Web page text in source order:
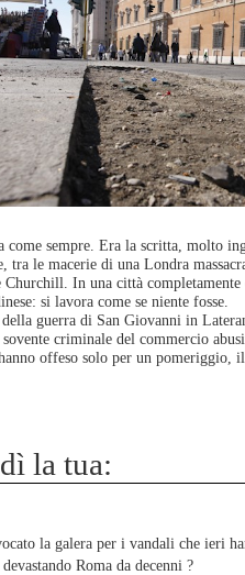
come sempre. Era la scritta, molto
le macerie di una Londra
In una città
si lavora come se niente fosse.
guerra di San Giovanni in
criminale del commercio
offeso solo per un pomeriggio,
la tua:
la galera per i vandali che ieri
Roma da decenni ?